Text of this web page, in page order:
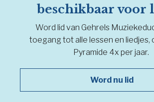
beschikbaar voor
Word lid van Gehrels
toegang tot alle lessen en liedjes,
Pyramide 4x per jaar.
Word nu lid